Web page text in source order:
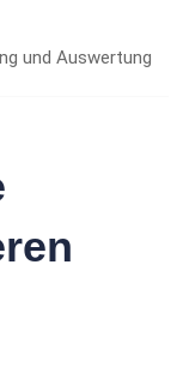
und Auswertung